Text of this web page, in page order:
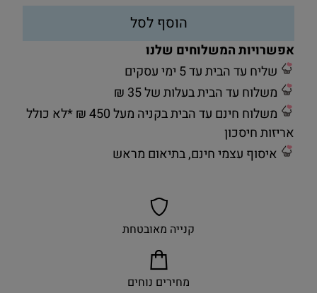
הוסף לסל
אפשרויות המשלוחים שלנו
שליח עד הבית עד 5 ימי עסקים
משלוח עד הבית בעלות של 35 ₪
משלוח חינם עד הבית בקניה מעל 450 ₪ *לא כולל
אריזות חיסכון
איסוף עצמי חינם, בתיאום מראש
קנייה מאובטחת
מחירים נוחים